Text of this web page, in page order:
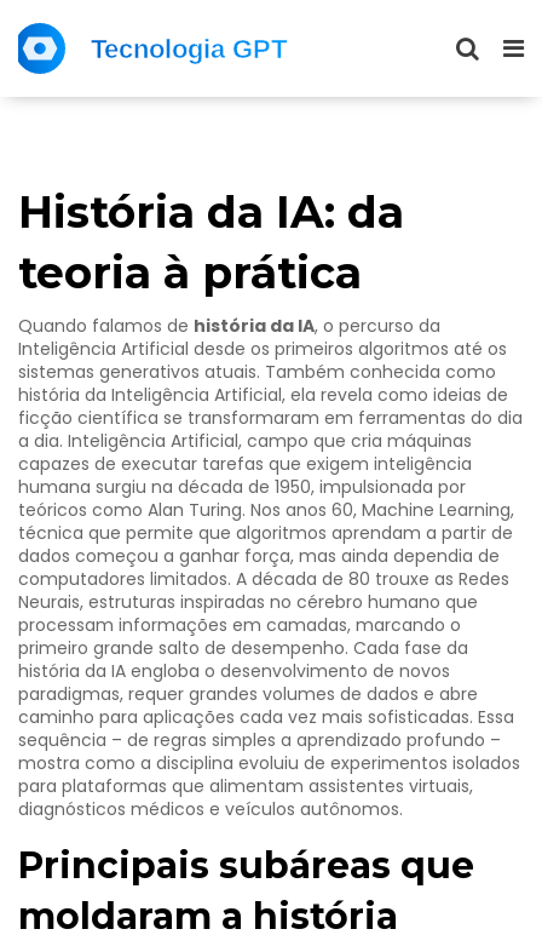
História da IA: da
teoria à prática
Quando falamos de história da IA, o percurso da
Inteligência Artificial desde os primeiros algoritmos até os
sistemas generativos atuais. Também conhecida como
história da Inteligência Artificial, ela revela como ideias de
ficção científica se transformaram em ferramentas do dia
a dia. Inteligência Artificial, campo que cria máquinas
capazes de executar tarefas que exigem inteligência
humana surgiu na década de 1950, impulsionada por
teóricos como Alan Turing. Nos anos 60, Machine Learning,
técnica que permite que algoritmos aprendam a partir de
dados começou a ganhar força, mas ainda dependia de
computadores limitados. A década de 80 trouxe as Redes
Neurais, estruturas inspiradas no cérebro humano que
processam informações em camadas, marcando o
primeiro grande salto de desempenho. Cada fase da
história da IA engloba o desenvolvimento de novos
paradigmas, requer grandes volumes de dados e abre
caminho para aplicações cada vez mais sofisticadas. Essa
sequência – de regras simples a aprendizado profundo –
mostra como a disciplina evoluiu de experimentos isolados
para plataformas que alimentam assistentes virtuais,
diagnósticos médicos e veículos autônomos.
Principais subáreas que
moldaram a história